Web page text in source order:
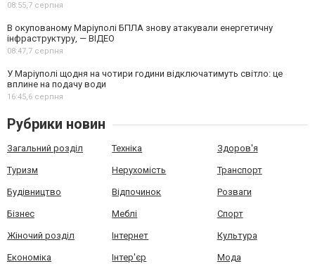
08:55,7 серпня
В окупованому Маріуполі БПЛА знову атакували енергетичну
інфраструктуру, — ВІДЕО
08:47,7 серпня
У Маріуполі щодня на чотири години відключатимуть світло: це
вплине на подачу води
16:45,6 серпня
Рубрики новин
Загальний розділ Техніка Здоров'я
Туризм Нерухомість Транспорт
Будівництво Відпочинок Розваги
Бізнес Меблі Спорт
Жіночий розділ Інтернет Культура
Економіка Інтер'єр Мода